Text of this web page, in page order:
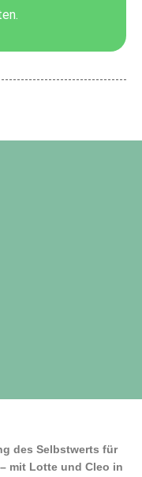
des Selbstwerts für
mit Lotte und Cleo in